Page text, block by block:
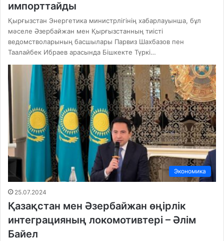
импорттайды
Қырғызстан Энергетика министрлігінің хабарлауынша, бұл
мәселе Әзербайжан мен Қырғызстанның тиісті
ведомстволарының басшылары Парвиз Шахбазов пен
Таалайбек Ибраев арасында Бішкекте Түркі…
Экономика
25.07.2024
Қазақстан мен Әзербайжан өңірлік
интеграцияның локомотивтері – Әлім
Байел